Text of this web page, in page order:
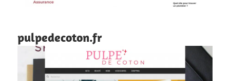
pulpedecoton.fr